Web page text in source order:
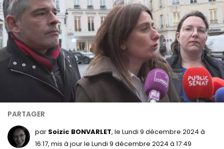
par Soizic BONVARLET, le Lundi 9 décembre 2024 à
16:17, mis à jour le Lundi 9 décembre 2024 à 17:49